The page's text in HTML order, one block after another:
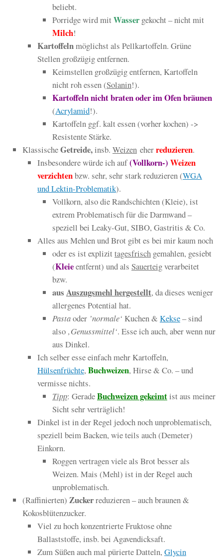
beliebt.
Porridge wird mitWasser gekocht – nicht mit
Milch!
Kartoffelnmöglichst als Pellkartoffeln. Grüne
Stellen großzügig entfernen.
Keimstellen großzügig entfernen, Kartoffeln
nicht roh essen (Solanin!).
Kartoffeln nicht braten oder im Ofen bräunen
(Acrylamid!).
Kartoffeln ggf. kalt essen (vorher kochen) ->
Resistente Stärke.
KlassischeGetreide,insb. Weizen eherreduzieren.
Insbesondere würde ich auf(Vollkorn-) Weizen
verzichtenbzw. sehr, sehr stark reduzieren (WGA
und Lektin-Problematik).
Vollkorn, also die Randschichten (Kleie), ist
extrem Problematisch für die Darmwand –
speziell bei Leaky-Gut, SIBO, Gastritis & Co.
Alles aus Mehlen und Brot gibt es bei mir kaum noch
oder es ist explizittagesfrisch gemahlen, gesiebt
(Kleieentfernt) und als Sauerteigverarbeitet
bzw.
aus Auszugsmehl hergestellt, da dieses weniger
allergenes Potential hat.
Pastaoder ’normale‘ Kuchen &Kekse– sind
also ‚Genussmittel‘. Esse ich auch, aber wenn nur
aus Dinkel.
Ich selber esse einfach mehr Kartoffeln,
Hülsenfrüchte, Buchweizen, Hirse & Co. – und
vermisse nichts.
Tipp: GeradeBuchweizen gekeimtist aus meiner
Sicht sehr verträglich!
Dinkel ist in der Regel jedoch noch unproblematisch,
speziell beim Backen, wie teils auch (Demeter)
Einkorn.
Roggen vertragen viele als Brot besser als
Weizen. Mais (Mehl) ist in der Regel auch
unproblematisch.
(Raffinierten) Zuckerreduzieren – auch braunen &
Kokosblütenzucker.
Viel zu hoch konzentrierte Fruktose ohne
Ballaststoffe, insb. bei Agavendicksaft.
Zum Süßen auch mal pürierte Datteln, Glycin